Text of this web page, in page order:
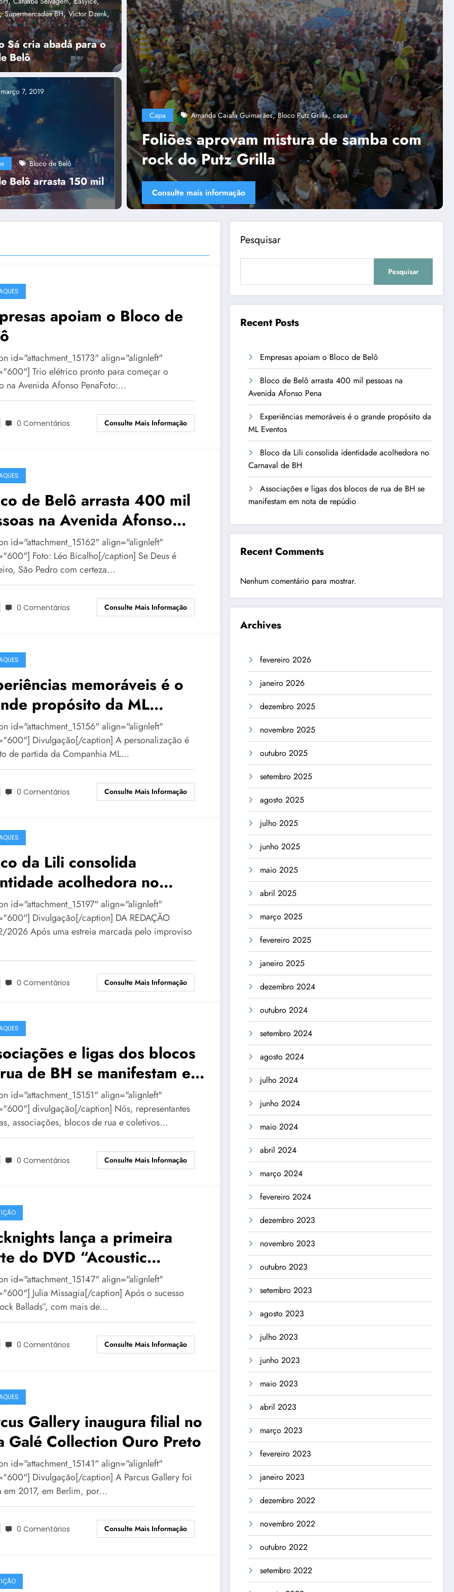
,Supermercados BH,Victor Dzenk,
Sá cria abadá para o
Belô
Bloco de Belô
Belô arrasta 150 mil
março 7, 2019
Bloco Putz Grilla
de samba com
Capa “Tendências para Docência no Ensino Superior” ,Ânima Educaçã,
Plurais,capa ,Política de diversidade da Una e do UniBH, Rede Comunicação de
Tânia Chaves
Política de diversidade da Una e do
UniBH envolve 300 docentes e
coladores negros
Consulte mais informação
apoiam o Bloco de
id="attachment_15173" align="alignleft"
Trio elétrico pronto para começar o
na Avenida Afonso PenaFoto:…
0 Comentários Consulte Mais Informação
de Belô arrasta 400 mil
na Avenida Afonso
id="attachment_15162" align="alignleft"
Foto: Léo Bicalho[/caption] Se Deus é
São Pedro com certeza…
0 Comentários Consulte Mais Informação
memoráveis é o
propósito da ML
id="attachment_15156" align="alignleft"
Divulgação[/caption] A personalização é
de partida da Companhia ML…
0 Comentários Consulte Mais Informação
da Lili consolida
acolhedora no
de BH
id="attachment_15197" align="alignleft"
Divulgação[/caption] DA REDAÇÃO
Após uma estreia marcada pelo improviso
0 Comentários Consulte Mais Informação
e ligas dos blocos
de BH se manifestam em
de repúdio
id="attachment_15151" align="alignleft"
divulgação[/caption] Nós, representantes
associações, blocos de rua e coletivos…
0 Comentários Consulte Mais Informação
lança a primeira
do DVD “Acoustic
em BH
id="attachment_15147" align="alignleft"
Julia Missagia[/caption] Após o sucesso
Ballads”, com mais de…
0 Comentários Consulte Mais Informação
Gallery inaugura filial no
Galé Collection Ouro Preto
id="attachment_15141" align="alignleft"
Divulgação[/caption] A Parcus Gallery foi
em 2017, em Berlim, por…
0 Comentários Consulte Mais Informação
Pesquisar
Pesquisar
Recent Posts
Empresas apoiam o Bloco de Belô
Bloco de Belô arrasta 400 mil pessoas na
Avenida Afonso Pena
Experiências memoráveis é o grande propósito da
ML Eventos
Bloco da Lili consolida identidade acolhedora no
Carnaval de BH
Associações e ligas dos blocos de rua de BH se
manifestam em nota de repúdio
Recent Comments
Nenhum comentário para mostrar.
Archives
fevereiro 2026
janeiro 2026
dezembro 2025
novembro 2025
outubro 2025
setembro 2025
agosto 2025
julho 2025
junho 2025
maio 2025
abril 2025
março 2025
fevereiro 2025
janeiro 2025
dezembro 2024
outubro 2024
setembro 2024
agosto 2024
julho 2024
junho 2024
maio 2024
abril 2024
março 2024
fevereiro 2024
dezembro 2023
novembro 2023
outubro 2023
setembro 2023
agosto 2023
julho 2023
junho 2023
maio 2023
abril 2023
março 2023
fevereiro 2023
janeiro 2023
dezembro 2022
novembro 2022
outubro 2022
setembro 2022